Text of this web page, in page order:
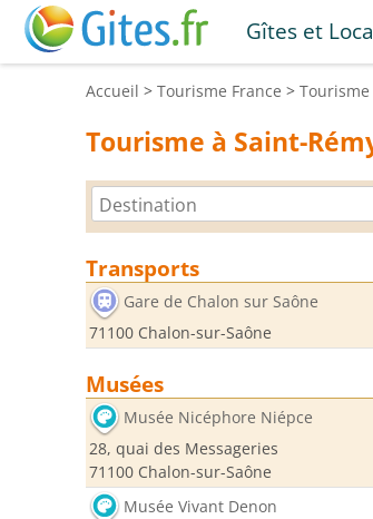
Gîtes et
Accueil > Tourisme France > Tourisme
Tourisme à Saint-
Transports
Gare de Chalon sur Saône
71100 Chalon-sur-Saône
Musées
Musée Nicéphore Niépce
28, quai des Messageries
71100 Chalon-sur-Saône
Musée Vivant Denon